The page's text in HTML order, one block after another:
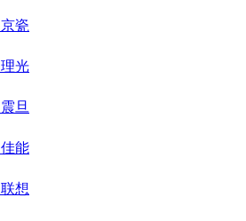
京瓷
理光
震旦
佳能
联想